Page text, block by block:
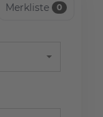
Merkliste 0